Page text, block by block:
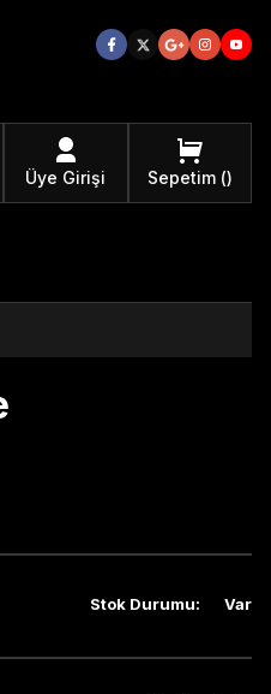
Üye Girişi Sepetim
Stok Durumu: Var